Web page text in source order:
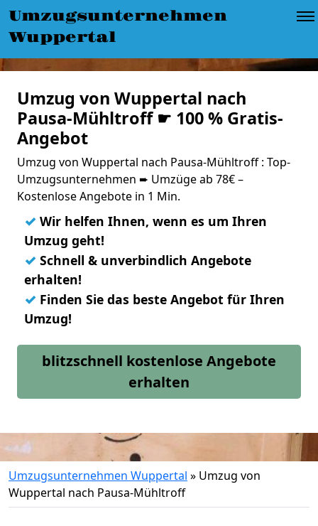
Umzugsunternehmen
Wuppertal
Umzug von Wuppertal nach
Pausa-Mühltroff ☛ 100 % Gratis-
Angebot
Umzug von Wuppertal nach Pausa-Mühltroff : Top-
Umzugsunternehmen ➨ Umzüge ab 78€ –
Kostenlose Angebote in 1 Min.
✓ Wir helfen Ihnen, wenn es um Ihren
Umzug geht!
✓ Schnell & unverbindlich Angebote
erhalten!
✓ Finden Sie das beste Angebot für Ihren
Umzug!
blitzschnell kostenlose Angebote
erhalten
Umzugsunternehmen Wuppertal » Umzug von
Wuppertal nach Pausa-Mühltroff